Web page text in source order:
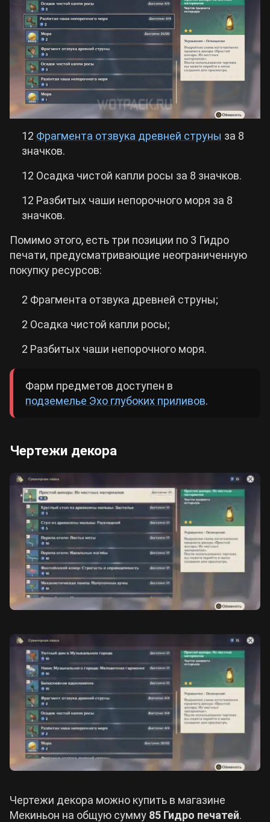
12 Фрагмента отзвука древней струны за 8
значков.
12 Осадка чистой капли росы за 8 значков.
12 Разбитых чаши непорочного моря за 8
значков.
Помимо этого, есть три позиции по 3 Гидро
печати, предусматривающие неограниченную
покупку ресурсов:
2 Фрагмента отзвука древней струны;
2 Осадка чистой капли росы;
2 Разбитых чаши непорочного моря.
Фарм предметов доступен в
подземелье Эхо глубоких приливов.
Чертежи декора
Чертежи декора можно купить в магазине
Мекиньон на общую сумму 85 Гидро печатей.